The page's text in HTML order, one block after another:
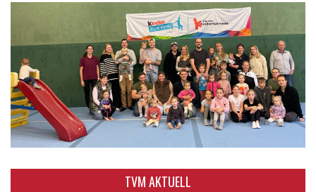
TVM AKTUELL